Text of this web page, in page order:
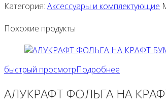
Категория: Аксессуары и комплектующие
Похожие продукты
быстрый просмотрПодробнее
АЛУКРАФТ ФОЛЬГА НА